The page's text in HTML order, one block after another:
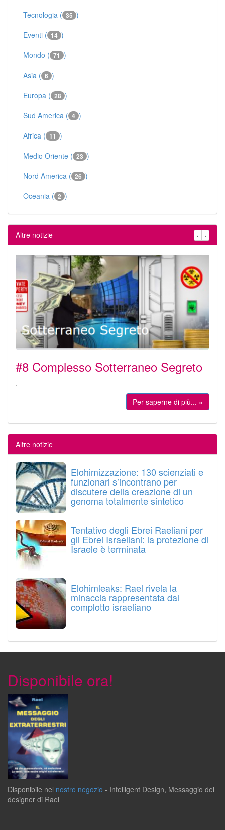
Tecnologia ( 35 )
Eventi ( 14 )
Mondo ( 71 )
Asia ( 6 )
Europa ( 28 )
Sud America ( 4 )
Africa ( 11 )
Medio Oriente ( 23 )
Nord America ( 26 )
Oceania ( 2 )
Altre notizie ‹ ›
#8 Complesso Sotterraneo Segreto
.
Per saperne di più... »
Altre notizie
Elohimizzazione: 130 scienziati e
funzionari s’incontrano per
discutere della creazione di un
genoma totalmente sintetico
Tentativo degli Ebrei Raeliani per
gli Ebrei Israeliani: la protezione di
Israele è terminata
Elohimleaks: Rael rivela la
minaccia rappresentata dal
complotto israeliano
Disponibile ora!
Disponibile nel nostro negozio - Intelligent Design, Messaggio del
designer di Rael